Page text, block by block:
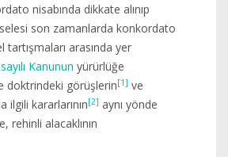
nisabında dikkate alınıp
son zamanlarda konkordato
arasında yer
Kanunun yürürlüğe
doktrindeki görüşlerin[1] ve
ilgili kararlarının[2] aynı yönde
rehinli alacaklının